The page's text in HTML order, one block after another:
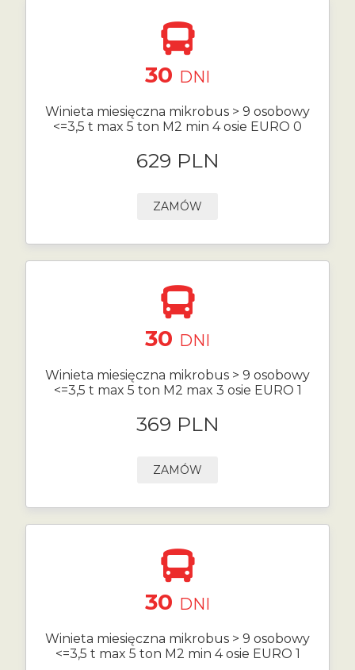
30 DNI
Winieta miesięczna mikrobus > 9 osobowy
<=3,5 t max 5 ton M2 min 4 osie EURO 0
629 PLN
ZAMÓW
30 DNI
Winieta miesięczna mikrobus > 9 osobowy
<=3,5 t max 5 ton M2 max 3 osie EURO 1
369 PLN
ZAMÓW
30 DNI
Winieta miesięczna mikrobus > 9 osobowy
<=3,5 t max 5 ton M2 min 4 osie EURO 1